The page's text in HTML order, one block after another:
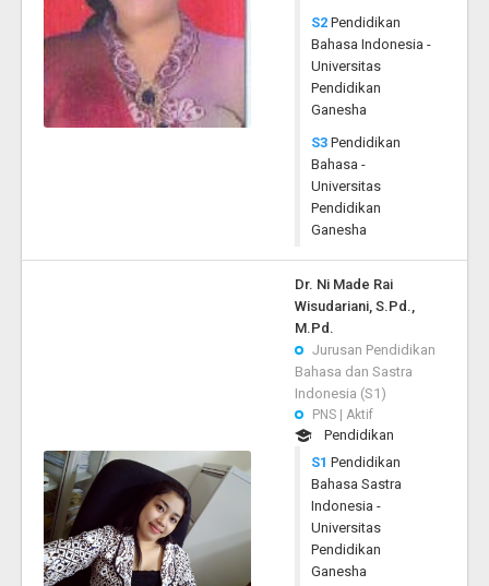
S2 Pendidikan
Bahasa Indonesia -
Universitas
Pendidikan
Ganesha
S3 Pendidikan
Bahasa -
Universitas
Pendidikan
Ganesha
Dr. Ni Made Rai
Wisudariani, S.Pd.,
M.Pd.
Jurusan Pendidikan
Bahasa dan Sastra
Indonesia (S1)
PNS | Aktif
Pendidikan
S1 Pendidikan
Bahasa Sastra
Indonesia -
Universitas
Pendidikan
Ganesha